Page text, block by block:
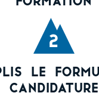
2
le
candidature